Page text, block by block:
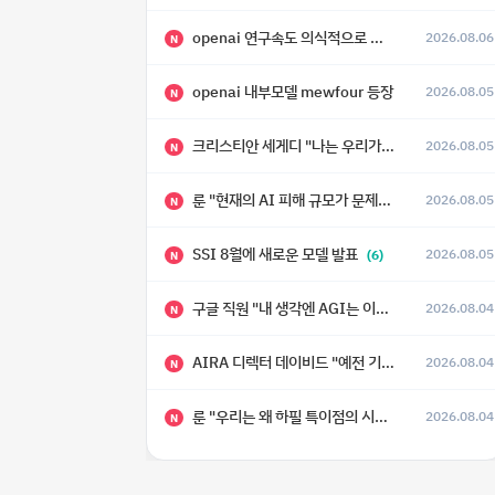
N openai 연구속도 의식적으로 늦추고 있다 2026.08.06
N openai 내부모델 mewfour 등장 2026.08.05
N 크리스티안 세게디 "나는 우리가 "Fuck!!" 단계를 피할 수 있기를 바랄 뿐" 2026.08.05
N 룬 "현재의 AI 피해 규모가 문제가 아니라, 자기복제·탈출·확산이 가능한 지능형 시스템의 피해에는 이론적으로 상한이 없다는 것이 문제" 2026.08.05
N SSI 8월에 새로운 모델 발표 (6) 2026.08.05
N 구글 직원 "내 생각엔 AGI는 이미 와 있다." 2026.08.04
N AIRA 디렉터 데이비드 "예전 기준으로 ASI, 그런 수준은 바로 다음 분기에 온다" 2026.08.04
N 룬 "우리는 왜 하필 특이점의 시대에 살고 있는가" 2026.08.04